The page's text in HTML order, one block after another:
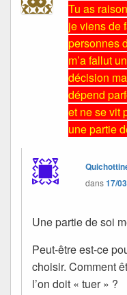
Tu as
je viens de
personnes
m’a fallut
décision
dépend
et ne se vit
une partie
dans17/
Une partie de soi
Peut-être est-ce
choisir. Comment
l’on doit « tuer » ?